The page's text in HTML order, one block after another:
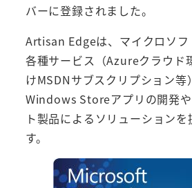
バーに登録されました。
Artisan Edgeは、マイクロソフ
各種サービス（Azureクラウド
けMSDNサブスクリプション等
Windows Storeアプリの開発
ト製品によるソリューション
す。